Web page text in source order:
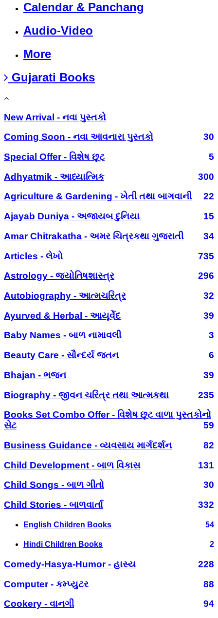
Calendar & Panchang
Audio-Video
More
Gujarati Books
New Arrival - નવા પુસ્તકો
Coming Soon - નવા આવનારા પુસ્તકો
30
Special Offer - વિશેષ છૂટ
5
Adhyatmik - આધ્યાત્મિક
300
Agriculture & Gardening - ખેતી તથા બાગવાની
22
Ajayab Duniya - અજાયબ દુનિયા
15
Amar Chitrakatha - અમર ચિત્રકથા ગુજરાતી
34
Articles - લેખો
735
Astrology - જ્યોતિષશાસ્ત્ર
296
Autobiography - આત્મચરિત્ર
32
Ayurved & Herbal - આયૂર્વેદ
39
Baby Names - બાળ નામાવલી
3
Beauty Care - સૌન્દર્ય જતન
6
Bhajan - ભજન
39
Biography - જીવન ચરિત્ર તથા આત્મકથા
235
Books Set Combo Offer - વિશેષ છૂટ વાળા પુસ્તકોનો
સેટ
59
Business Guidance - વ્યવસાય માર્ગદર્શન
82
Child Development - બાળ વિકાસ
131
Child Songs - બાળ ગીતો
30
Child Stories - બાળવાર્તા
332
English Children Books 54
Hindi Children Books 2
Comedy-Hasya-Humor - હાસ્ય
228
Computer - કમ્પ્યુટર
88
Cookery - વાનગી
94